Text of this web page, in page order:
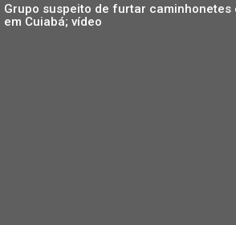
Grupo suspeito de furtar caminhonetes
em Cuiabá; vídeo